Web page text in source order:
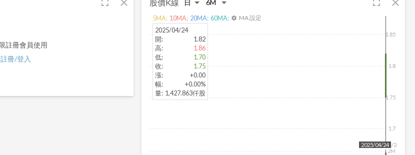
註冊會員使用
冊/登入
股價K線
2025/04/24
1.7
1.75
1.8
1.85
2025/04/24
2M
2025/04/24
開:
1.82
高:
1.86
低:
1.70
收:
1.75
漲:
+0.00
幅:
+0.00%
量: 1,427.863仟股
5MA: 10MA: 20MA: 60MA: settings MA 設定